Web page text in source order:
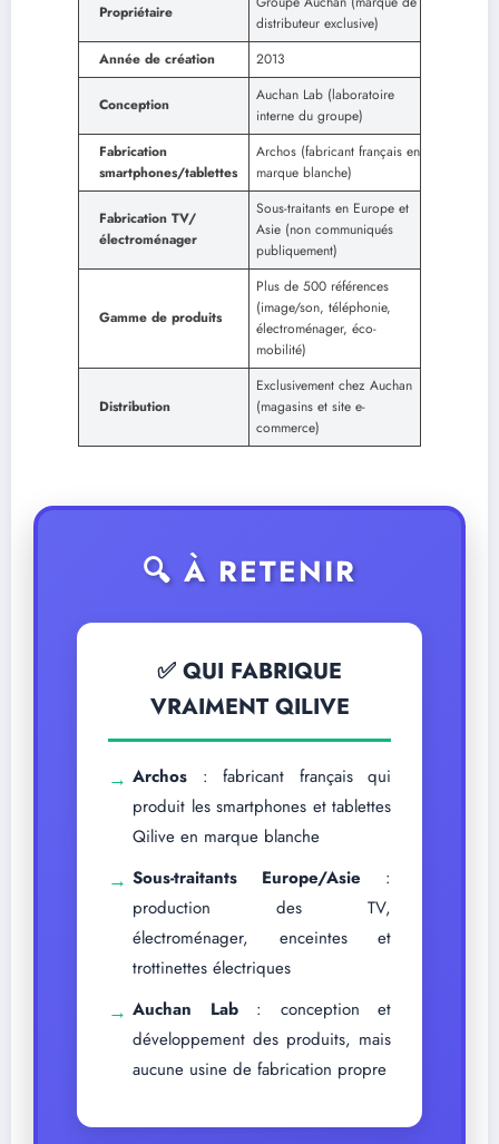
Propriétaire
distributeur exclusive)
Année de création
2013
Conception
Auchan Lab (laboratoire
interne du groupe)
Fabrication
smartphones/tablettes
Archos (fabricant français en
marque blanche)
Fabrication TV/
électroménager
Sous-traitants en Europe et
Asie (non communiqués
publiquement)
Gamme de produits
Plus de 500 références
(image/son, téléphonie,
électroménager, éco-
mobilité)
Distribution
Exclusivement chez Auchan
(magasins et site e-
commerce)
🔍 À RETENIR
✅ QUI FABRIQUE
VRAIMENT QILIVE
→ Archos : fabricant français qui
produit les smartphones et tablettes
Qilive en marque blanche
→ Sous-traitants Europe/Asie :
production des TV,
électroménager, enceintes et
trottinettes électriques
→ Auchan Lab: conception et
développement des produits, mais
aucune usine de fabrication propre